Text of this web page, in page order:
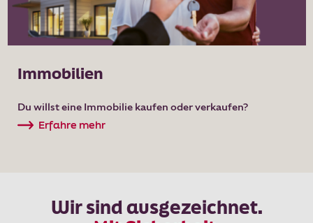
Immobilien
Du willst eine Immobilie kaufen oder verkaufen?
Erfahre mehr
Wir sind ausgezeichnet.